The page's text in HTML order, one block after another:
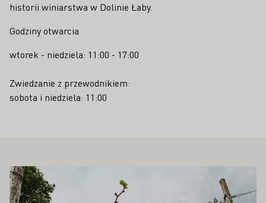
historii winiarstwa w Dolinie Łaby.
Godziny otwarcia
wtorek - niedziela: 11:00 - 17:00
Zwiedzanie z przewodnikiem:
sobota i niedziela: 11:00
ZAINTERESOWAĆ
Proszę dowiedzieć się więcej